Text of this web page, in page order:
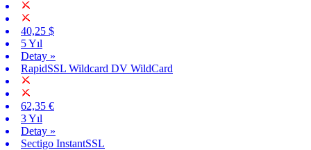
40,25 $
5 Yıl
Detay »
RapidSSL Wildcard DV WildCard
62,35 €
3 Yıl
Detay »
Sectigo InstantSSL